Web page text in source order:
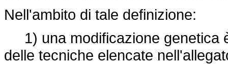
Nell'ambito di tale definizione:
1) una modificazione genetica
delle tecniche elencate